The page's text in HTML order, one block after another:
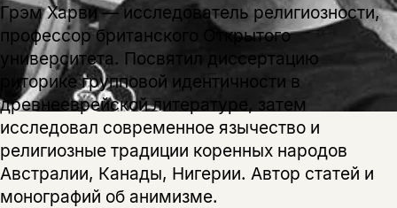
Грэм Харви — исследователь религиозности,
профессор британского Открытого
университета. Посвятил диссертацию
риторике групповой идентичности в
древнееврейской литературе, затем
исследовал современное язычество и
религиозные традиции коренных народов
Австралии, Канады, Нигерии. Автор статей и
монографий об анимизме.
Копировать
ссылку
ВконтактеТелеграм Дзен